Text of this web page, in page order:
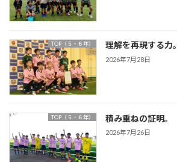
TOP（５・６年） 理解を再現する力。
2026年7月28日
TOP（５・６年） 積み重ねの証明。
2026年7月26日